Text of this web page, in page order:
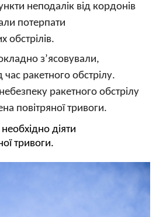
неподалік від кордонів
потерпати
обстрілів.
з’ясовували,
час ракетного обстрілу.
ракетного обстрілу
повітряної тривоги.
діяти
тривоги.